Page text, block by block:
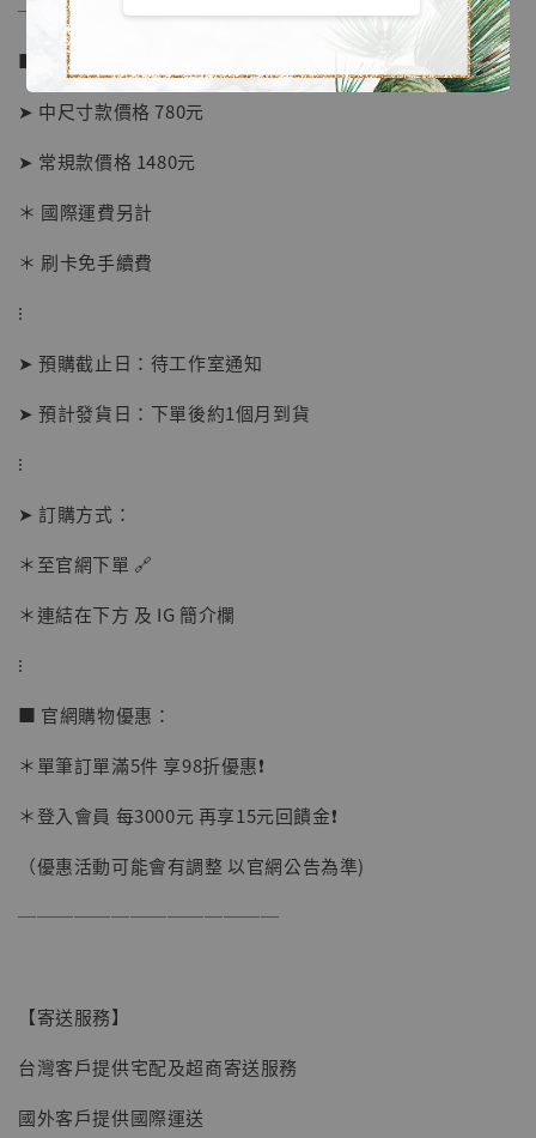
NT$ 1,870
【現貨】BJSTUDIO 1/6系列可動蒐藏人偶 讓
──────────────
■ 販售資訊 (NT$)：
➤ 中尺寸款價格 780元
➤ 常規款價格 1480元
＊ 國際運費另計
＊ 刷卡免手續費
⁝
➤ 預購截止日：待工作室通知
➤ 預計發貨日：下單後約1個月到貨
⁝
➤ 訂購方式：
＊至官網下單 🔗
＊連結在下方 及 IG 簡介欄
⁝
■ 官網購物優惠：
＊單筆訂單滿5件 享98折優惠❗️
＊登入會員 每3000元 再享15元回饋金❗️
（優惠活動可能會有調整 以官網公告為準)
──────────────
【寄送服務】
台灣客戶提供宅配及超商寄送服務
國外客戶提供國際運送